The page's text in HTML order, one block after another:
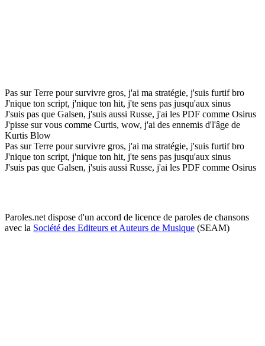
Pas sur Terre pour survivre gros, j'ai ma stratégie, j'suis furtif bro
J'nique ton script, j'nique ton hit, j'te sens pas jusqu'aux sinus
J'suis pas que Galsen, j'suis aussi Russe, j'ai les PDF comme Osirus
J'pisse sur vous comme Curtis, wow, j'ai des ennemis d'l'âge de
Kurtis Blow
Pas sur Terre pour survivre gros, j'ai ma stratégie, j'suis furtif bro
J'nique ton script, j'nique ton hit, j'te sens pas jusqu'aux sinus
J'suis pas que Galsen, j'suis aussi Russe, j'ai les PDF comme Osirus
Paroles.net dispose d'un accord de licence de paroles de chansons
avec la Société des Editeurs et Auteurs de Musique (SEAM)